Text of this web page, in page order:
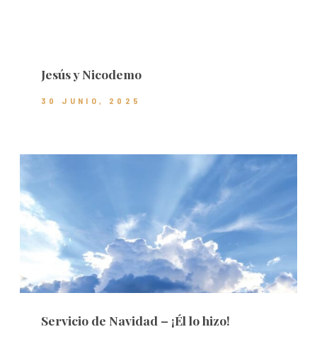
Jesús y Nicodemo
30 JUNIO, 2025
Servicio de Navidad – ¡Él lo hizo!